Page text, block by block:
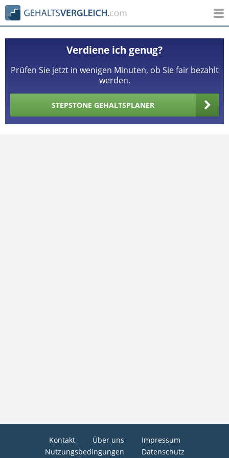
Verdiene ich genug?
Prüfen Sie jetzt in wenigen Minuten, ob Sie fair bezahlt
werden.
STEPSTONE GEHALTSPLANER
Kontakt Über uns
Impressum
Nutzungsbedingungen
Datenschutz